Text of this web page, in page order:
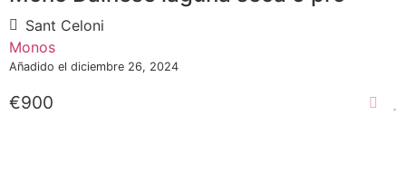
Sant Celoni
Monos
Añadido el diciembre 26, 2024
€900